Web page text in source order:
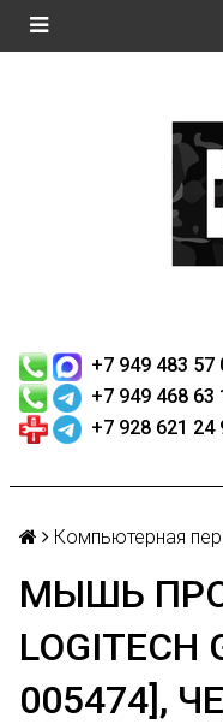
+7 949 483
+7 949 468
+7 928 621 24
Компьютерная
МЫШЬ
LOGITECH
005474],